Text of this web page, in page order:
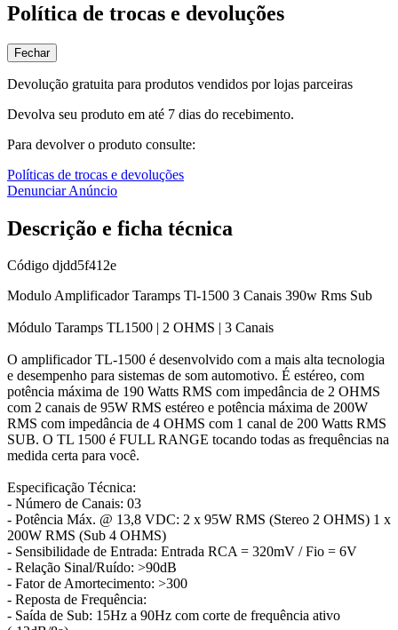
Política de trocas e devoluções
Fechar
Devolução gratuita para produtos vendidos por lojas parceiras
Devolva seu produto em até 7 dias do recebimento.
Para devolver o produto consulte:
Políticas de trocas e devoluções
Denunciar Anúncio
Descrição e ficha técnica
Código djdd5f412e
Modulo Amplificador Taramps Tl-1500 3 Canais 390w Rms Sub
Módulo Taramps TL1500 | 2 OHMS | 3 Canais
O amplificador TL-1500 é desenvolvido com a mais alta tecnologia
e desempenho para sistemas de som automotivo. É estéreo, com
potência máxima de 190 Watts RMS com impedância de 2 OHMS
com 2 canais de 95W RMS estéreo e potência máxima de 200W
RMS com impedância de 4 OHMS com 1 canal de 200 Watts RMS
SUB. O TL 1500 é FULL RANGE tocando todas as frequências na
medida certa para você.
Especificação Técnica:
- Número de Canais: 03
- Potência Máx. @ 13,8 VDC: 2 x 95W RMS (Stereo 2 OHMS) 1 x
200W RMS (Sub 4 OHMS)
- Sensibilidade de Entrada: Entrada RCA = 320mV / Fio = 6V
- Relação Sinal/Ruído: >90dB
- Fator de Amortecimento: >300
- Reposta de Frequência:
- Saída de Sub: 15Hz a 90Hz com corte de frequência ativo